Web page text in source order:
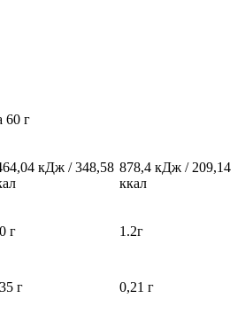
60 г
кДж / 348,58 878,4 кДж / 209,14
ккал
г 1.2г
г 0,21 г